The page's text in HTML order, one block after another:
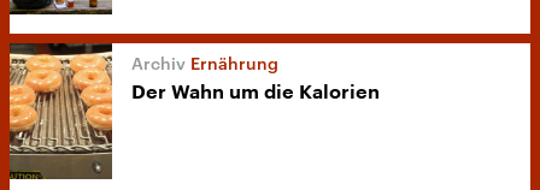
Ernährung
Der Wahn um die Kalorien